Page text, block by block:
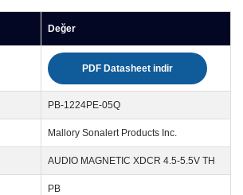
Değer
PDF Datasheet indir
PB-1224PE-05Q
Mallory Sonalert Products Inc.
AUDIO MAGNETIC XDCR 4.5-5.5V TH
PB